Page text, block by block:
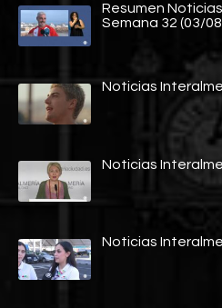
Resumen
Semana 32 (03/
Noticias
Noticias
Noticias